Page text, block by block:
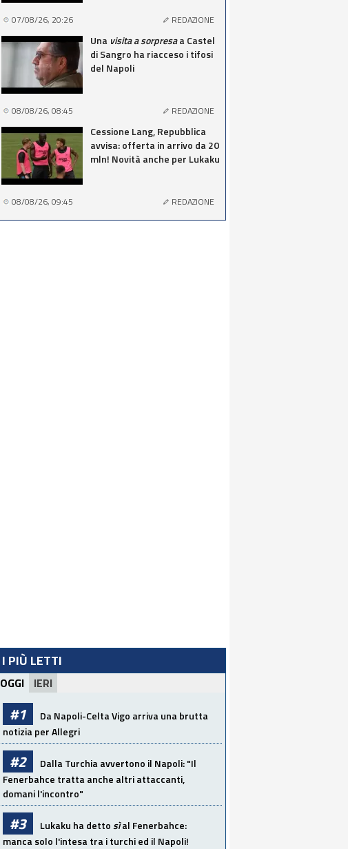
07/08/26, 20:26 REDAZIONE
Una visita a sorpresaa Castel
di Sangro ha riacceso i tifosi
del Napoli
08/08/26, 08:45 REDAZIONE
Cessione Lang, Repubblica
avvisa: offerta in arrivo da 20
mln! Novità anche per Lukaku
08/08/26, 09:45 REDAZIONE
I PIÙ LETTI
OGGI IERI
#1
Da Napoli-Celta Vigo arriva una brutta
notizia per Allegri
#2
Dalla Turchia avvertono il Napoli: "Il
Fenerbahce tratta anche altri attaccanti,
domani l'incontro"
#3 Lukaku ha dettosìal Fenerbahce:
manca solo l'intesa tra i turchi ed il Napoli!